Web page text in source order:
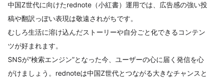
中国Z世代に向けたrednote（小紅書）運用では、広告感の強い投
稿や翻訳っぽい表現は敬遠されがちです。
むしろ生活に溶け込んだストーリーや自分ごと化できるコンテン
ツが好まれます。
SNSが“検索エンジン”となった今、ユーザーの心に届く発信を心
がけましょう。rednoteは中国Z世代とつながる大きなチャンスと